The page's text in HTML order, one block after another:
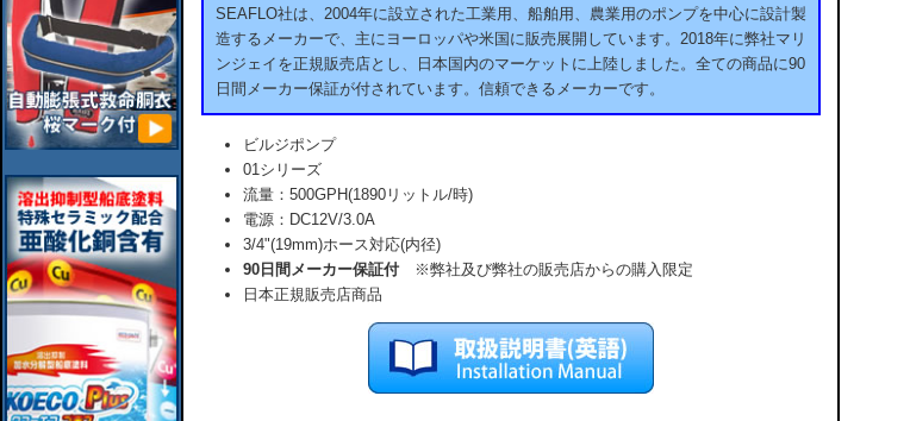
SEAFLO社は、2004年に設立された工業用、船舶用、農業用のポンプを中心に設計製
造するメーカーで、主にヨーロッパや米国に販売展開しています。2018年に弊社マリ
ンジェイを正規販売店とし、日本国内のマーケットに上陸しました。全ての商品に90
日間メーカー保証が付されています。信頼できるメーカーです。
ビルジポンプ
01シリーズ
流量：500GPH(1890リットル/時)
電源：DC12V/3.0A
3/4"(19mm)ホース対応(内径)
90日間メーカー保証付※弊社及び弊社の販売店からの購入限定
日本正規販売店商品